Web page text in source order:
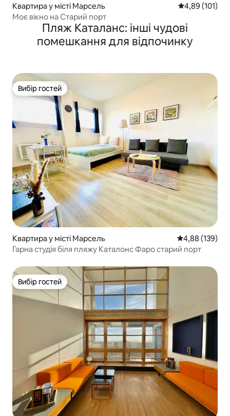
Квартира у місті Марсель Середня
4,89 (101)
Моє вікно на Старий порт
Пляж Каталанс: інші чудові
помешкання для відпочинку
Вибір гостей
Вибір гостей
Квартира у місті Марсель Середня
4,88 (139)
Гарна студія біля пляжу Каталонс Фаро старий порт
Вибір гостей
Вибір гостей